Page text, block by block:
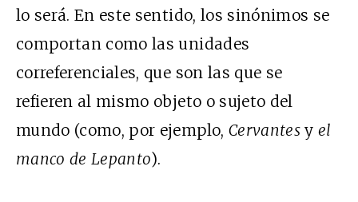
lo será. En este sentido, los sinónimos se
comportan como las unidades
correferenciales, que son las que se
refieren al mismo objeto o sujeto del
mundo (como, por ejemplo, Cervantesyel
manco de Lepanto).